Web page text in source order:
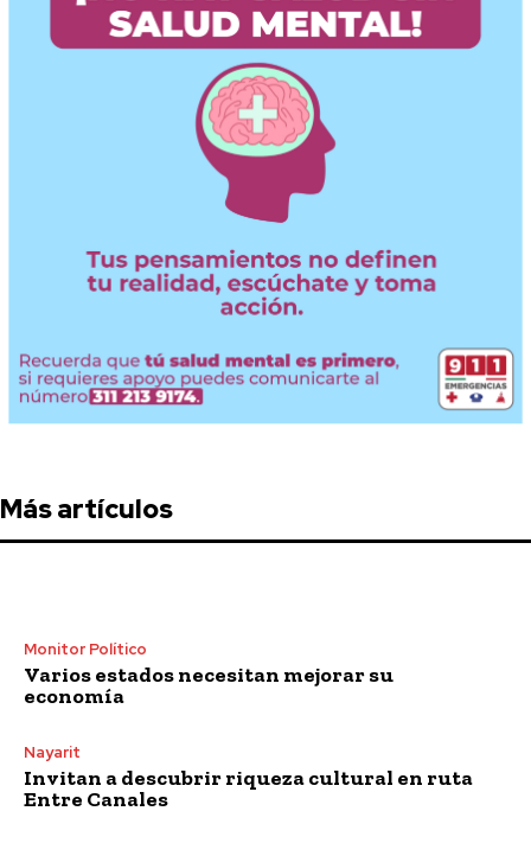
Más artículos
Monitor Político
Varios estados necesitan mejorar su
economía
Nayarit
Invitan a descubrir riqueza cultural en ruta
Entre Canales